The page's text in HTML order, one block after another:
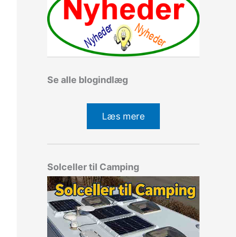
Se alle blogindlæg
Læs mere
Solceller til Camping